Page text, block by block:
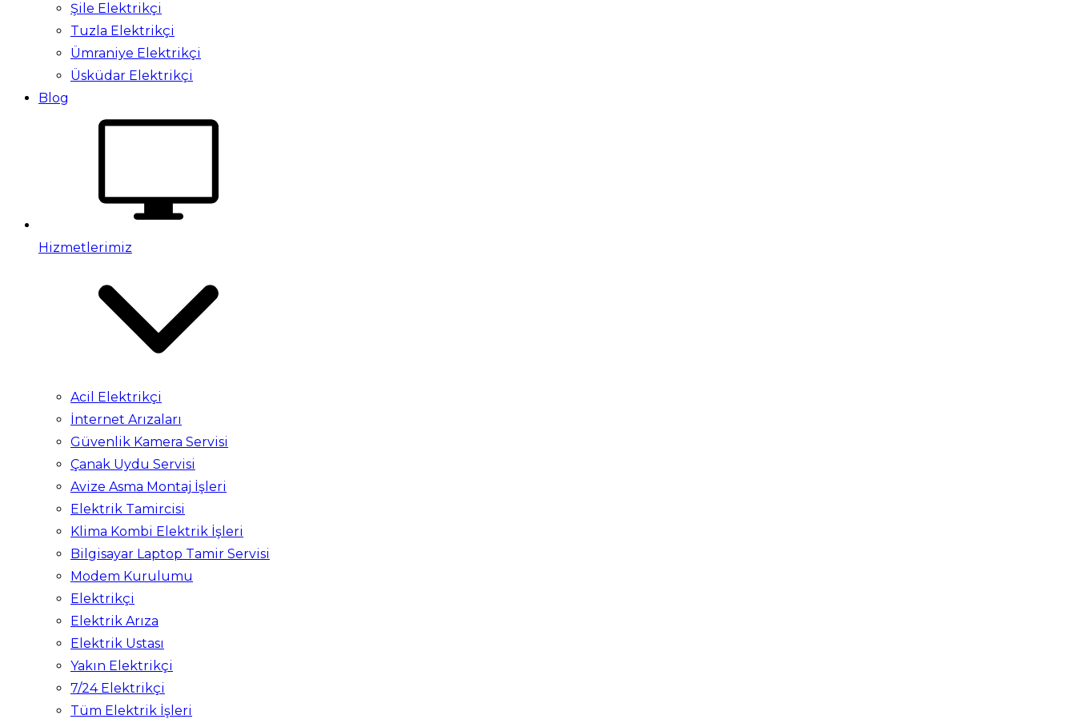
Şile Elektrikçi
Tuzla Elektrikçi
Ümraniye Elektrikçi
Üsküdar Elektrikçi
Blog
Hizmetlerimiz
Acil Elektrikçi
İnternet Arızaları
Güvenlik Kamera Servisi
Çanak Uydu Servisi
Avize Asma Montaj İşleri
Elektrik Tamircisi
Klima Kombi Elektrik İşleri
Bilgisayar Laptop Tamir Servisi
Modem Kurulumu
Elektrikçi
Elektrik Arıza
Elektrik Ustası
Yakın Elektrikçi
7/24 Elektrikçi
Tüm Elektrik İşleri